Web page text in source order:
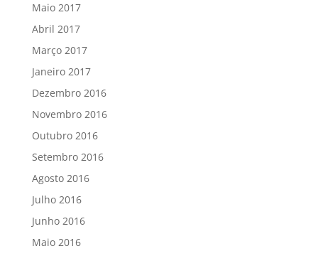
Maio 2017
Abril 2017
Março 2017
Janeiro 2017
Dezembro 2016
Novembro 2016
Outubro 2016
Setembro 2016
Agosto 2016
Julho 2016
Junho 2016
Maio 2016